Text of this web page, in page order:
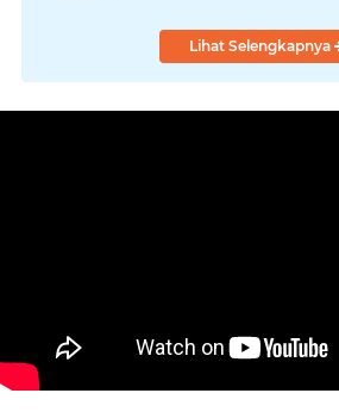
Lihat Selengkapnya